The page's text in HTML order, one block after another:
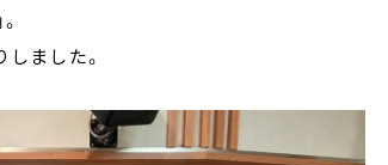
」。
ました。